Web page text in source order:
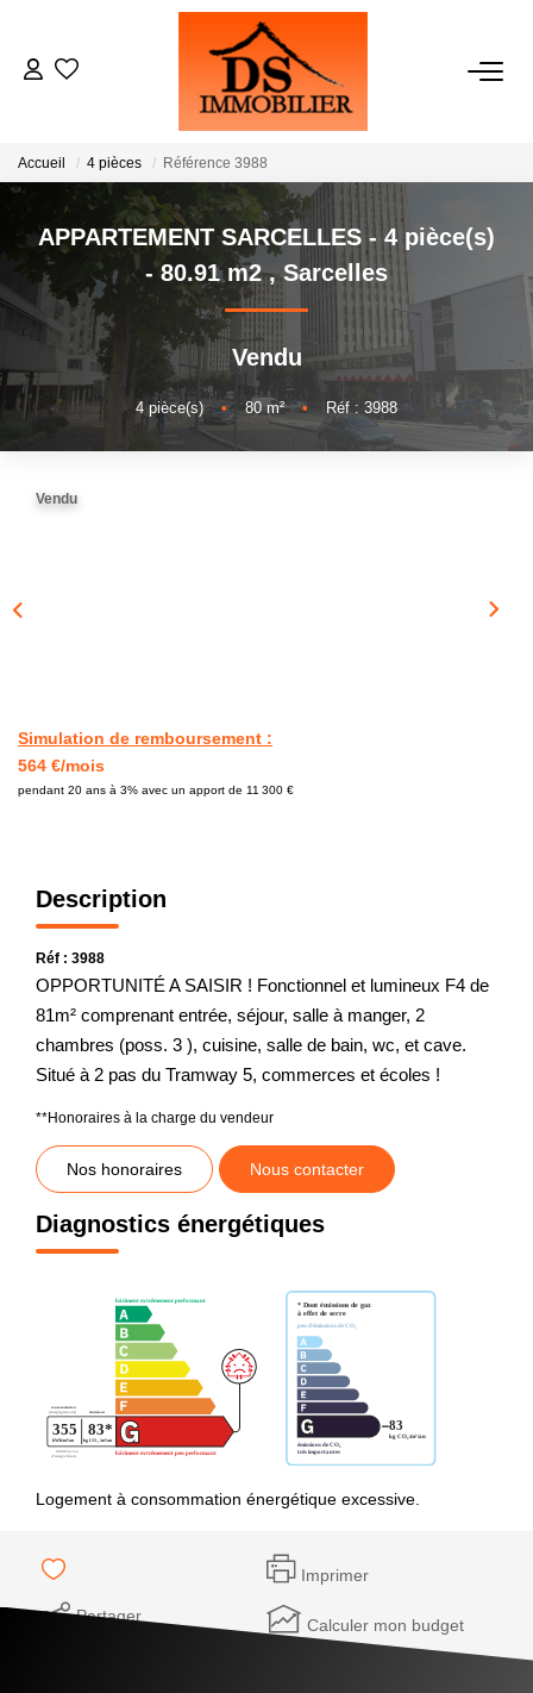
ACHATS
LOCATIONS
ESTIMATION
GESTION
NOTRE AGENCE
Accueil 4 pièces Référence 3988
APPARTEMENT SARCELLES - 4 pièce(s)
- 80.91 m2,Sarcelles
Vendu
4 pièce(s) • 80m² • Réf : 3988
Vendu
Simulation de remboursement :
564 €/mois
pendant 20 ans à 3% avec un apport de 11 300 €
Description
Réf : 3988
OPPORTUNITÉ A SAISIR ! Fonctionnel et lumineux F4 de
81m² comprenant entrée, séjour, salle à manger, 2
chambres (poss. 3 ), cuisine, salle de bain, wc, et cave.
Situé à 2 pas du Tramway 5, commerces et écoles !
**Honoraires à la charge du vendeur
Nos honoraires Nous contacter
Diagnostics énergétiques
Logement à consommation énergétique excessive.
Imprimer
Partager Calculer mon budget